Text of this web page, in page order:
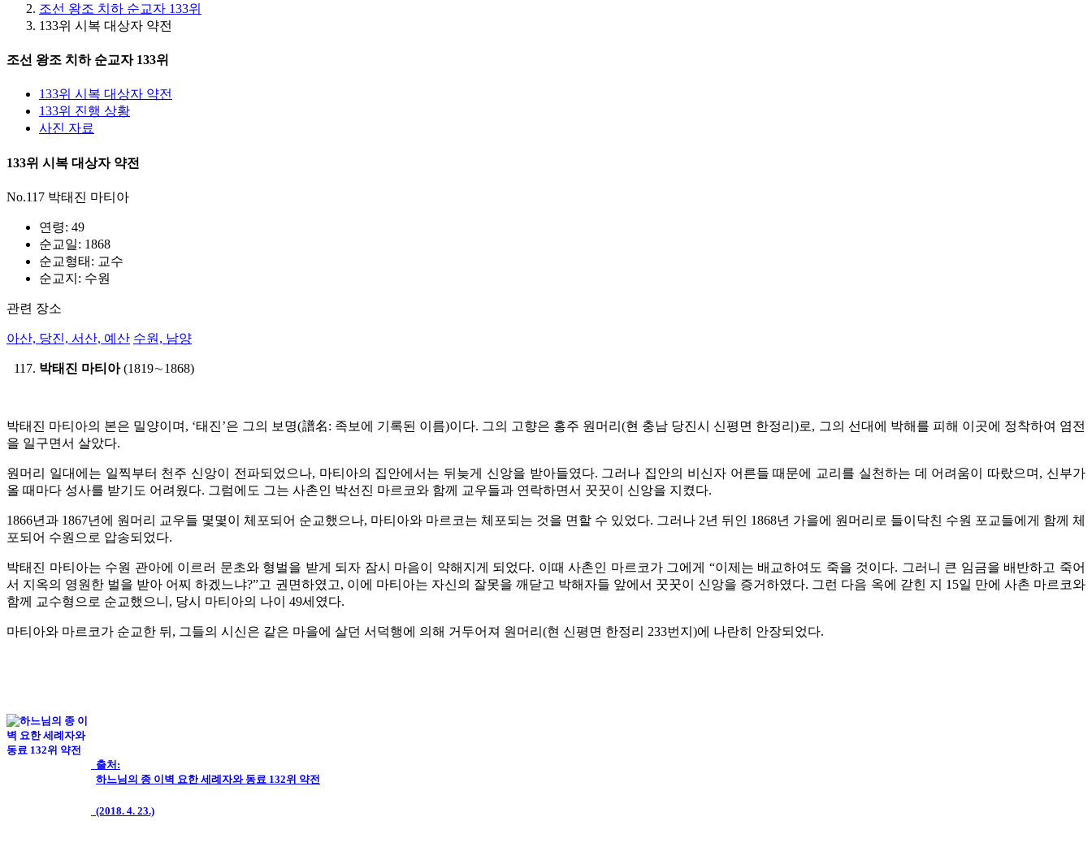
조선 왕조 치하 순교자 133위
133위 시복 대상자 약전
조선 왕조 치하 순교자 133위
133위 시복 대상자 약전
133위 진행 상황
사진 자료
133위 시복 대상자 약전
No.117 박태진 마티아
연령: 49
순교일: 1868
순교형태: 교수
순교지: 수원
관련 장소
아산, 당진, 서산, 예산 수원, 남양
박태진 마티아(1819∼1868)
박태진 마티아의 본은 밀양이며, ‘태진’은 그의 보명(譜名: 족보에 기록된 이름)이다. 그의 고향은 홍주 원머리(현 충남 당진시 신평면 한정리)로, 그의 선대에 박해를 피해 이곳에 정착하여 염전
을 일구면서 살았다.
원머리 일대에는 일찍부터 천주 신앙이 전파되었으나, 마티아의 집안에서는 뒤늦게 신앙을 받아들였다. 그러나 집안의 비신자 어른들 때문에 교리를 실천하는 데 어려움이 따랐으며, 신부가
올 때마다 성사를 받기도 어려웠다. 그럼에도 그는 사촌인 박선진 마르코와 함께 교우들과 연락하면서 꿋꿋이 신앙을 지켰다.
1866년과 1867년에 원머리 교우들 몇몇이 체포되어 순교했으나, 마티아와 마르코는 체포되는 것을 면할 수 있었다. 그러나 2년 뒤인 1868년 가을에 원머리로 들이닥친 수원 포교들에게 함께 체
포되어 수원으로 압송되었다.
박태진 마티아는 수원 관아에 이르러 문초와 형벌을 받게 되자 잠시 마음이 약해지게 되었다. 이때 사촌인 마르코가 그에게 “이제는 배교하여도 죽을 것이다. 그러니 큰 임금을 배반하고 죽어
서 지옥의 영원한 벌을 받아 어찌 하겠느냐?”고 권면하였고, 이에 마티아는 자신의 잘못을 깨닫고 박해자들 앞에서 꿋꿋이 신앙을 증거하였다. 그런 다음 옥에 갇힌 지 15일 만에 사촌 마르코와
함께 교수형으로 순교했으니, 당시 마티아의 나이 49세였다.
마티아와 마르코가 순교한 뒤, 그들의 시신은 같은 마을에 살던 서덕행에 의해 거두어져 원머리(현 신평면 한정리 233번지)에 나란히 안장되었다.
출처:
하느님의 종 이벽 요한 세례자와 동료 132위 약전
(2018. 4. 23.)